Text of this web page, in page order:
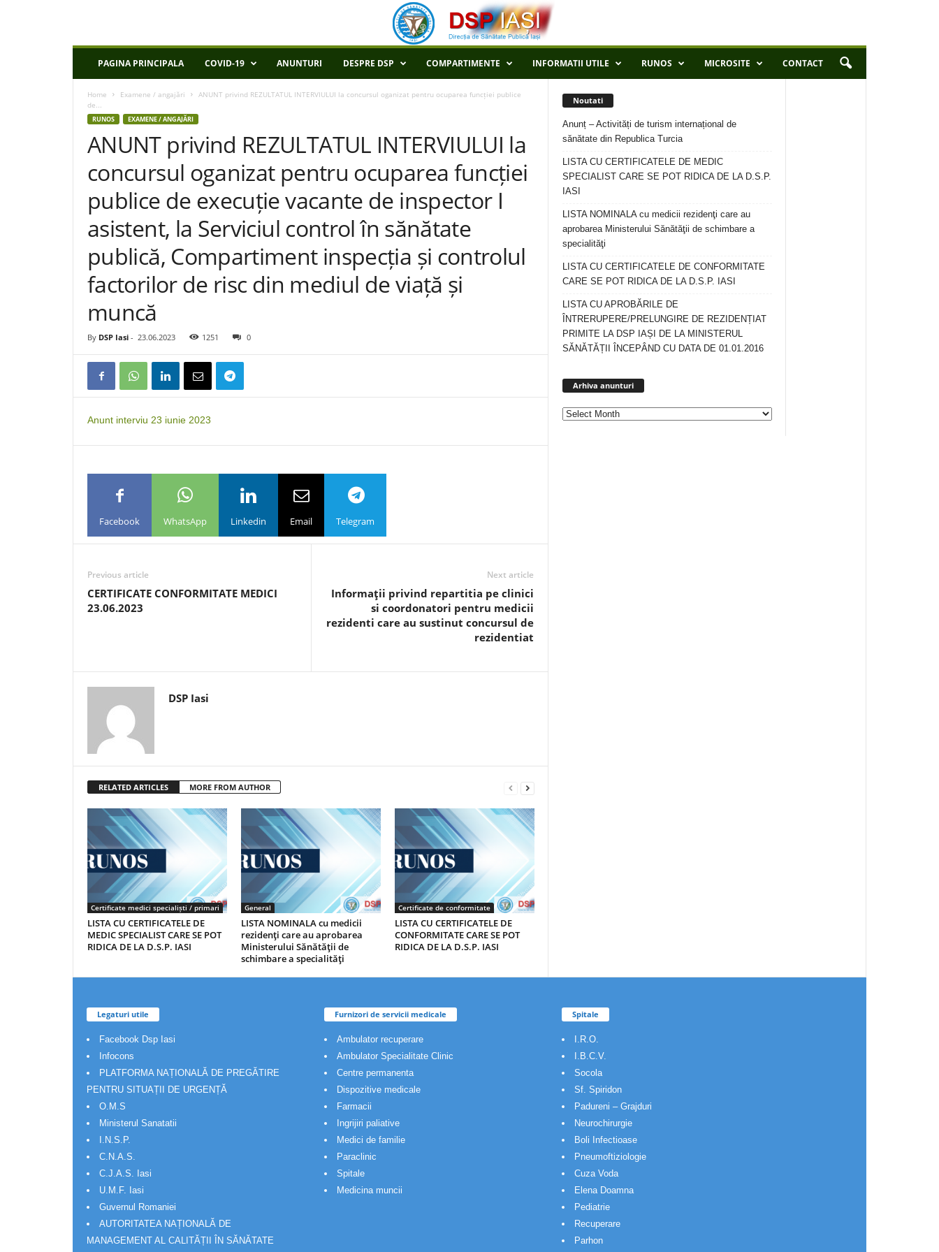
P
PAGINA PRINCIPALA COVID-19 ANUNTURI DESPRE DSP COMPARTIMENTE INFORMATII UTILE RUNOS MICROSITE CONTACT
Home Examene / angajări
ANUNT privind REZULTATUL INTERVIULUI la concursul oganizat pentru ocuparea funcției publice
de...
RUNOS EXAMENE / ANGAJĂRI
ANUNT privind REZULTATUL INTERVIULUI la
concursul oganizat pentru ocuparea funcției
publice de execuție vacante de inspector I
asistent, la Serviciul control în sănătate
publică, Compartiment inspecția și controlul
factorilor de risc din mediul de viață și
muncă
By DSP Iasi - 23.06.2023 1251 0
Anunt interviu 23 iunie 2023
Facebook WhatsApp Linkedin Email Telegram
Previous article
CERTIFICATE CONFORMITATE MEDICI
23.06.2023
Next article
Informaţii privind repartitia pe clinici
si coordonatori pentru medicii
rezidenti care au sustinut concursul de
rezidentiat
DSP Iasi
RELATED ARTICLES MORE FROM AUTHOR
Certificate medici specialiști / primari
LISTA CU CERTIFICATELE DE
MEDIC SPECIALIST CARE SE POT
RIDICA DE LA D.S.P. IASI
General
LISTA NOMINALA cu medicii
rezidenţi care au aprobarea
Ministerului Sănătăţii de
schimbare a specialităţi
Certificate de conformitate
LISTA CU CERTIFICATELE DE
CONFORMITATE CARE SE POT
RIDICA DE LA D.S.P. IASI
Noutati
Anunț – Activități de turism internațional de
sănătate din Republica Turcia
LISTA CU CERTIFICATELE DE MEDIC
SPECIALIST CARE SE POT RIDICA DE LA D.S.P.
IASI
LISTA NOMINALA cu medicii rezidenţi care au
aprobarea Ministerului Sănătăţii de schimbare a
specialităţi
LISTA CU CERTIFICATELE DE CONFORMITATE
CARE SE POT RIDICA DE LA D.S.P. IASI
LISTA CU APROBĂRILE DE
ÎNTRERUPERE/PRELUNGIRE DE REZIDENȚIAT
PRIMITE LA DSP IAȘI DE LA MINISTERUL
SĂNĂTĂȚII ÎNCEPÂND CU DATA DE 01.01.2016
Arhiva anunturi
Legaturi utile
Facebook Dsp Iasi
Infocons
PLATFORMA NAȚIONALĂ DE PREGĂTIRE
PENTRU SITUAȚII DE URGENȚĂ
O.M.S
Ministerul Sanatatii
I.N.S.P.
C.N.A.S.
C.J.A.S. Iasi
U.M.F. Iasi
Guvernul Romaniei
AUTORITATEA NAȚIONALĂ DE
MANAGEMENT AL CALITĂȚII ÎN SĂNĂTATE
Furnizori de servicii medicale
Ambulator recuperare
Ambulator Specialitate Clinic
Centre permanenta
Dispozitive medicale
Farmacii
Ingrijiri paliative
Medici de familie
Paraclinic
Spitale
Medicina muncii
Spitale
I.R.O.
I.B.C.V.
Socola
Sf. Spiridon
Padureni – Grajduri
Neurochirurgie
Boli Infectioase
Pneumoftiziologie
Cuza Voda
Elena Doamna
Pediatrie
Recuperare
Parhon